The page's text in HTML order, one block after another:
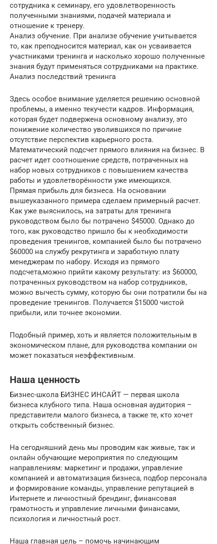
сотрудника к семинару, его удовлетворенность
полученными знаниями, подачей материала и
отношение к тренеру.
Анализ обучение. При анализе обучение учитывается
то, как преподносится материал, как он усваивается
участниками тренинга и насколько хорошо полученные
знания будут применяться сотрудниками на практике.
Анализ последствий тренинга
Здесь особое внимание уделяется решению основной
проблемы, а именно текучести кадров. Информация,
которая будет подвержена основному анализу, это
понижение количество уволившихся по причине
отсутствие перспектив карьерного роста.
Математический подсчет прямого влияния на бизнес. В
расчет идет соотношение средств, потраченных на
набор новых сотрудников с повышением качества
работы и удовлетворённости уже имеющихся.
Прямая прибыль для бизнеса. На основании
вышеуказанного примера сделаем примерный расчет.
Как уже выяснилось, на затраты для тренинга
руководством было бы потрачено $45000. Однако до
того, как руководство пришло бы к необходимости
проведения тренингов, компанией было бы потрачено
$60000 на службу рекрутинга и заработную плату
менеджерам по набору. Исходя из прямого
подсчета,можно прийти какому результату: из $60000,
потраченных руководством на набор сотрудников,
можно вычесть сумму, которую бы они потратили бы на
проведение тренингов. Получается $15000 чистой
прибыли, или точнее экономии.
Подобный пример, хоть и является положительным в
экономическом плане, для руководства компании он
может показаться неэффективным.
Наша ценность
Бизнес-школа БИЗНЕС ИНСАЙТ — первая школа
бизнеса клубного типа. Наша основная аудитория –
представители малого бизнеса, а также те, кто хочет
открыть собственный бизнес.
На сегодняшний день мы проводим как живые, так и
онлайн обучающие мероприятия по следующим
направлениям: маркетинг и продажи, управление
компанией и автоматизация бизнеса, подбор персонала
и формирование команды, управление репутацией в
Интернете и личностный брендинг, финансовая
грамотность и управление личными финансами,
психология и личностный рост.
Наша главная цель – помочь начинающим